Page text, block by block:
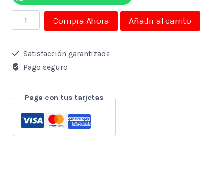
Vitrina
Refrigerada
Sankey
376
cantidad
Compra Ahora Añadir al carrito
Satisfacción garantizada
Pago seguro
Paga con tus tarjetas